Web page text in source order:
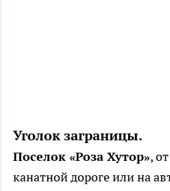
Уголок заграницы.
Поселок «Роза Хутор»,
канатной дороге или на